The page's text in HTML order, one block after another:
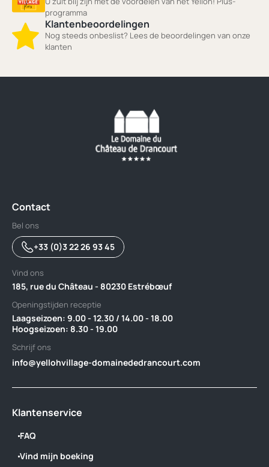
programma
Klantenbeoordelingen
Nog steeds onbeslist? Lees de beoordelingen van onze
klanten
Contact
Bel ons
+33 (0)3 22 26 93 45
Vind ons
185, rue du Château - 80230 Estrébœuf
Openingstijden receptie
Laagseizoen: 9.00 - 12.30 / 14.00 - 18.00 ‎ ‎ ‎ ‎ ‎ ‎ ‎ ‎ ‎ ‎ ‎ ‎ ‎ ‎ ‎ ‎ ‎ ‎ ‎ ‎ ‎ ‎ ‎ ‎ ‎ ‎ ‎ ‎ ‎ ‎ ‎ ‎ ‎ ‎ ‎ ‎ ‎ ‎ ‎ ‎ ‎ ‎ ‎ ‎ ‎
Hoogseizoen: 8.30 - 19.00
Schrijf ons
info@yellohvillage-domainededrancourt.com
Klantenservice
FAQ
Vind mijn boeking